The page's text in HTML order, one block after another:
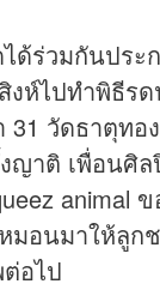
ด้ร่วมกันประ
งห์ไปทำพิธีร
31 วัดธาตุทอ
ญาติ เพื่อนศิ
animal
มอนมาให้ลูก
อไป